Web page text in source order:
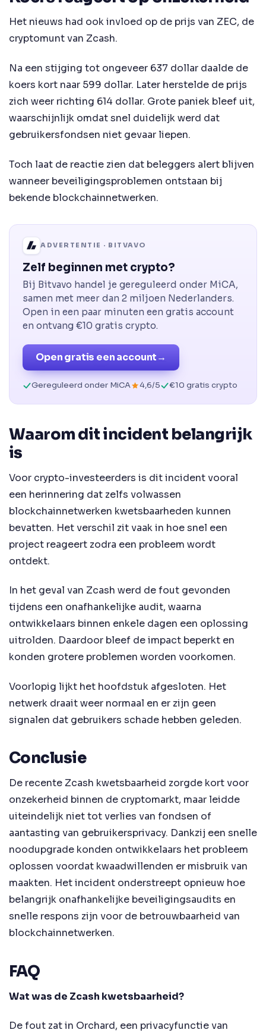
Het nieuws had ook invloed op de prijs van ZEC, de
cryptomunt van Zcash.
Na een stijging tot ongeveer 637 dollar daalde de
koers kort naar 599 dollar. Later herstelde de prijs
zich weer richting 614 dollar. Grote paniek bleef uit,
waarschijnlijk omdat snel duidelijk werd dat
gebruikersfondsen niet gevaar liepen.
Toch laat de reactie zien dat beleggers alert blijven
wanneer beveiligingsproblemen ontstaan bij
bekende blockchainnetwerken.
ADVERTENTIE · BITVAVO
Zelf beginnen met crypto?
Bij Bitvavo handel je gereguleerd onder MiCA,
samen met meer dan 2 miljoen Nederlanders.
Open in een paar minuten een gratis account
en ontvang €10 gratis crypto.
Open gratis een account→
Gereguleerd onder MiCA 4,6/5 €10 gratis crypto
Waarom dit incident belangrijk
is
Voor crypto-investeerders is dit incident vooral
een herinnering dat zelfs volwassen
blockchainnetwerken kwetsbaarheden kunnen
bevatten. Het verschil zit vaak in hoe snel een
project reageert zodra een probleem wordt
ontdekt.
In het geval van Zcash werd de fout gevonden
tijdens een onafhankelijke audit, waarna
ontwikkelaars binnen enkele dagen een oplossing
uitrolden. Daardoor bleef de impact beperkt en
konden grotere problemen worden voorkomen.
Voorlopig lijkt het hoofdstuk afgesloten. Het
netwerk draait weer normaal en er zijn geen
signalen dat gebruikers schade hebben geleden.
Conclusie
De recente Zcash kwetsbaarheid zorgde kort voor
onzekerheid binnen de cryptomarkt, maar leidde
uiteindelijk niet tot verlies van fondsen of
aantasting van gebruikersprivacy. Dankzij een snelle
noodupgrade konden ontwikkelaars het probleem
oplossen voordat kwaadwillenden er misbruik van
maakten. Het incident onderstreept opnieuw hoe
belangrijk onafhankelijke beveiligingsaudits en
snelle respons zijn voor de betrouwbaarheid van
blockchainnetwerken.
FAQ
Wat was de Zcash kwetsbaarheid?
De fout zat in Orchard, een privacyfunctie van